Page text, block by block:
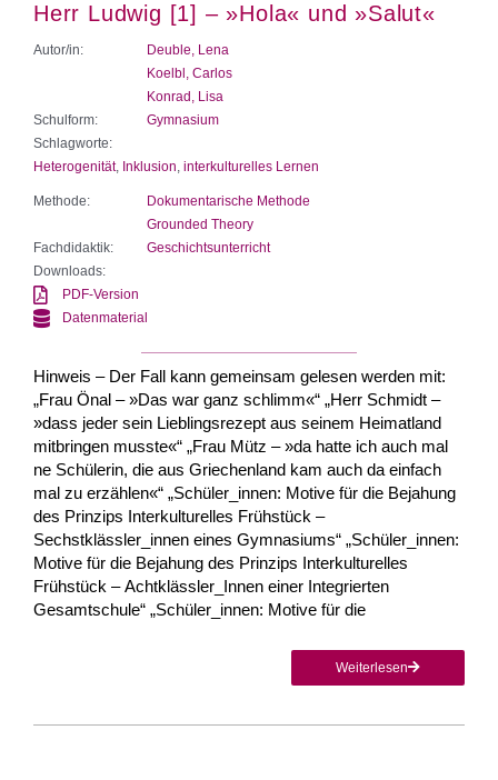
Herr Ludwig [1] – »Hola« und »Salut«
Autor/in:
Deuble, Lena
Koelbl, Carlos
Konrad, Lisa
Schulform:
Gymnasium
Schlagworte:
Heterogenität, Inklusion interkulturelles Lernen
Methode:
Dokumentarische Methode
Grounded Theory
Fachdidaktik:
Geschichtsunterricht
Downloads:
PDF-Version
Datenmaterial
Hinweis – Der Fall kann gemeinsam gelesen werden mit:
„Frau Önal – »Das war ganz schlimm«“ „Herr Schmidt –
»dass jeder sein Lieblingsrezept aus seinem Heimatland
mitbringen musste«“ „Frau Mütz – »da hatte ich auch mal
ne Schülerin, die aus Griechenland kam auch da einfach
mal zu erzählen«“ „Schüler_innen: Motive für die Bejahung
des Prinzips Interkulturelles Frühstück –
Sechstklässler_innen eines Gymnasiums“ „Schüler_innen:
Motive für die Bejahung des Prinzips Interkulturelles
Frühstück – Achtklässler_Innen einer Integrierten
Gesamtschule“ „Schüler_innen: Motive für die
Weiterlesen